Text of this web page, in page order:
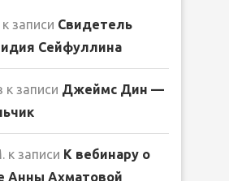
к записи Свидетель
Сейфуллина
к записи Джеймс Дин —
к записи К вебинару о
Анны Ахматовой